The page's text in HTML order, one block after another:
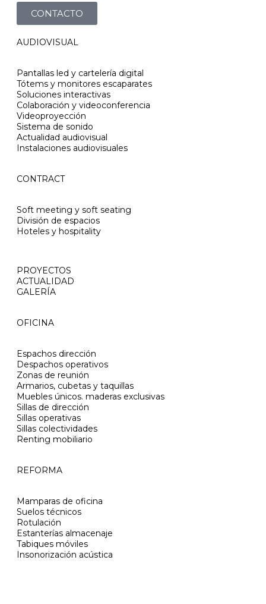
CONTACTO
AUDIOVISUAL
Pantallas led y cartelería digital
Tótems y monitores escaparates
Soluciones interactivas
Colaboración y videoconferencia
Videoproyección
Sistema de sonido
Actualidad audiovisual
Instalaciones audiovisuales
CONTRACT
Soft meeting y soft seating
División de espacios
Hoteles y hospitality
PROYECTOS
ACTUALIDAD
GALERÍA
OFICINA
Espachos dirección
Despachos operativos
Zonas de reunión
Armarios, cubetas y taquillas
Muebles únicos. maderas exclusivas
Sillas de dirección
Sillas operativas
Sillas colectividades
Renting mobiliario
REFORMA
Mamparas de oficina
Suelos técnicos
Rotulación
Estanterías almacenaje
Tabiques móviles
Insonorización acústica